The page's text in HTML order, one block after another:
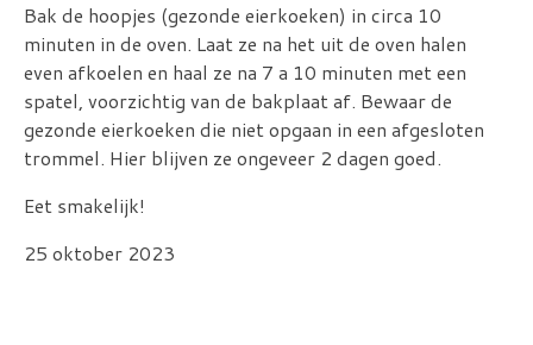
Bak de hoopjes (gezonde eierkoeken) in circa 10
minuten in de oven. Laat ze na het uit de oven halen
even afkoelen en haal ze na 7 a 10 minuten met een
spatel, voorzichtig van de bakplaat af. Bewaar de
gezonde eierkoeken die niet opgaan in een afgesloten
trommel. Hier blijven ze ongeveer 2 dagen goed.
Eet smakelijk!
25 oktober 2023